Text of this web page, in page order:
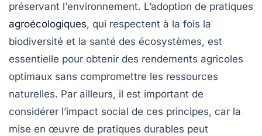
préservant l’environnement. L’adoption de pratiques
agroécologiques, qui respectent à la fois la
biodiversité et la santé des écosystèmes, est
essentielle pour obtenir des rendements agricoles
optimaux sans compromettre les ressources
naturelles. Par ailleurs, il est important de
considérer l’impact social de ces principes, car la
mise en œuvre de pratiques durables peut